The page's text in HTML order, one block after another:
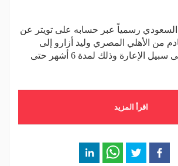
السعودي رسمياً عبر حسابه على تويتر عن
من الأهلي المصري وليد أزارو إلى
صفوف الفريق على سبيل الإعارة وذلك لمدة 6 أشهر حتى
اقرأ المزيد